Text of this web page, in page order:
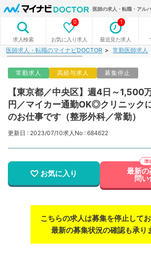
医師の求人・転職・アル
求人検索 お気に入り求人
0
最近見た求人
1
医師求人・転職のマイナビDOCTOR 常勤医師求人
常勤求人 高給与求人 募集停止
【東京都／中央区】週4日～1,500
円／マイカー通勤OK◎クリニック
のお仕事です（整形外科／常勤）
更新日 : 2023/07/10求人No : 684622
お気に入り 最新の
問い
こちらの求人は募集を停止してお
最新の募集状況の確認も承り